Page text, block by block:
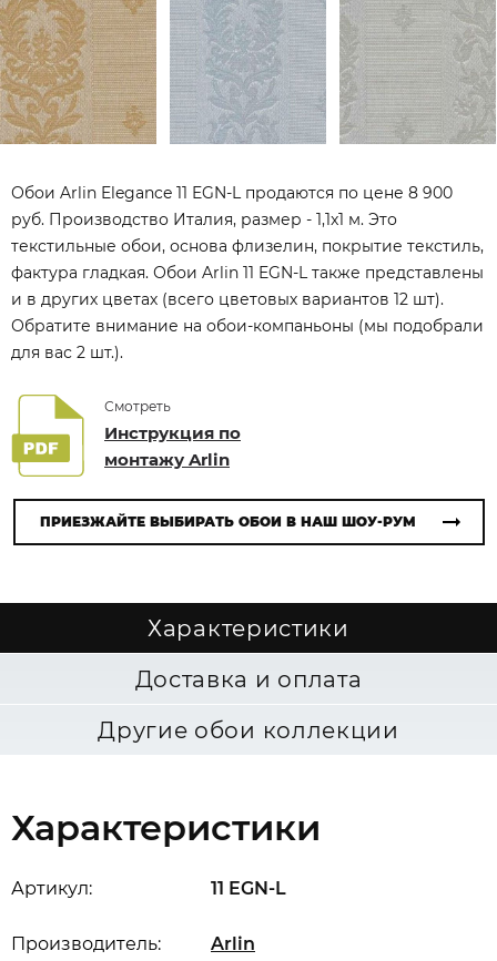
Обои Arlin Elegance 11 EGN-L продаются по цене 8 900
руб. Производство Италия, размер - 1,1x1 м. Это
текстильные обои, основа флизелин, покрытие текстиль,
фактура гладкая. Обои Arlin 11 EGN-L также представлены
и в других цветах (всего цветовых вариантов 12 шт).
Обратите внимание на обои-компаньоны (мы подобрали
для вас 2 шт.).
Смотреть
Инструкция по
монтажу Arlin
ПРИЕЗЖАЙТЕ ВЫБИРАТЬ ОБОИ В НАШ ШОУ-РУМ
Характеристики
Доставка и оплата
Другие обои коллекции
Характеристики
Артикул: 11 EGN-L
Производитель: Arlin